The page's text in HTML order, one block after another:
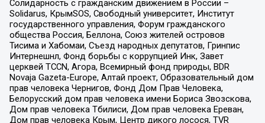
Солидарность с гражданским движением в России –
Solidarus, КрымSOS, Свободный университет, Институт
государственного управления, Форум гражданского
общества Россия, Беллона, Союз жителей островов
Тисима и Хабомаи, Съезд народных депутатов, Гринпис
Интернешнл, Фонд борьбы с коррупцией Инк, Завет
церквей TCCN, Агора, Всемирный фонд природы, BDR
Novaja Gazeta-Europe, Алтай проект, Образовательный дом
прав человека Чернигов, Фонд Дом Прав Человека,
Белорусский дом прав человека имени Бориса Звозскова,
Дом прав человека Тбилиси, Дом прав человека Ереван,
Дом прав человека Крым, Центр дикого лосося, TVR